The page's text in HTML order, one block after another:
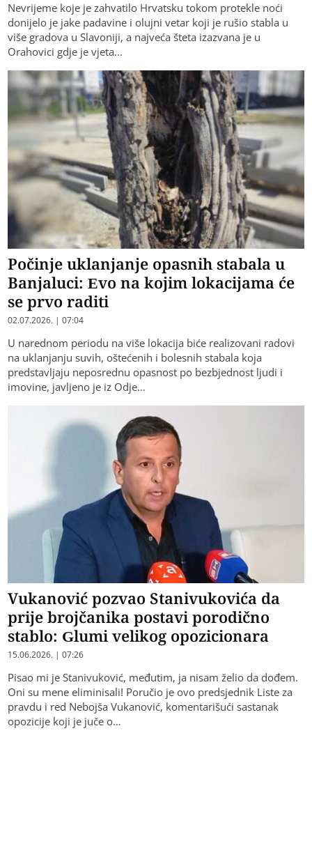
Nevrijeme koje je zahvatilo Hrvatsku tokom protekle noći
donijelo je jake padavine i olujni vetar koji je rušio stabla u
više gradova u Slavoniji, a najveća šteta izazvana je u
Orahovici gdje je vjeta…
Počinje uklanjanje opasnih stabala u
Banjaluci: Evo na kojim lokacijama će
se prvo raditi
02.07.2026. | 07:04
U narednom periodu na više lokacija biće realizovani radovi
na uklanjanju suvih, oštećenih i bolesnih stabala koja
predstavljaju neposrednu opasnost po bezbjednost ljudi i
imovine, javljeno je iz Odje…
Vukanović pozvao Stanivukovića da
prije brojčanika postavi porodično
stablo: Glumi velikog opozicionara
15.06.2026. | 07:26
Pisao mi je Stanivuković, međutim, ja nisam želio da dođem.
Oni su mene eliminisali! Poručio je ovo predsjednik Liste za
pravdu i red Nebojša Vukanović, komentarišući sastanak
opozicije koji je juče o…